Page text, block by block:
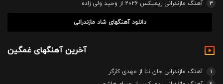
3
آهنگ مازندرانی ریمیکس 2026 از وحید ولی زاده
دانلود آهنگهای شاد مازندرانی
آخرین آهنگهای غمگین
1
آهنگ مازندرانی جان ننا از مهدی کارگر